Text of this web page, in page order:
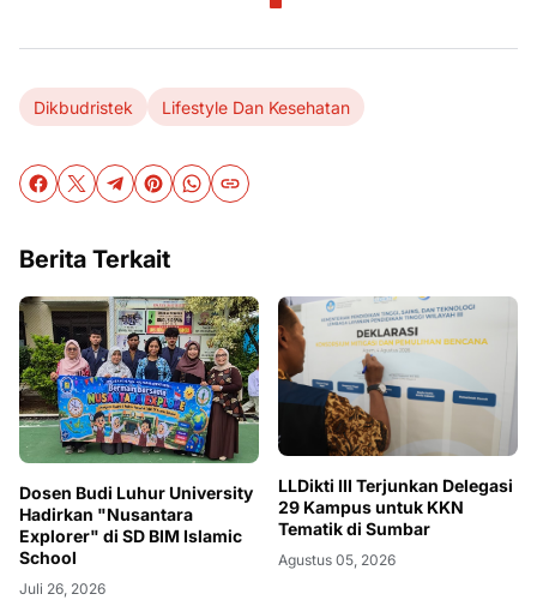
Dikbudristek Lifestyle Dan Kesehatan
Berita Terkait
Dosen Budi Luhur University
Hadirkan "Nusantara
Explorer" di SD BIM Islamic
School
Juli 26, 2026
LLDikti III Terjunkan Delegasi
29 Kampus untuk KKN
Tematik di Sumbar
Agustus 05, 2026